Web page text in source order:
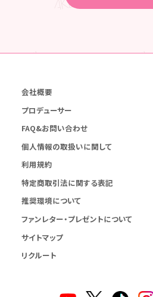
会社概要
プロデューサー
FAQ&お問い合わせ
個人情報の取扱いに関して
利用規約
特定商取引法に関する表記
推奨環境について
ファンレター・プレゼントについて
サイトマップ
リクルート